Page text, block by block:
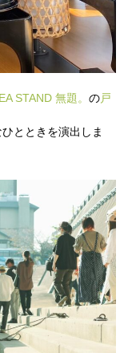
STAND 無題。 の戸
とときを演出しま